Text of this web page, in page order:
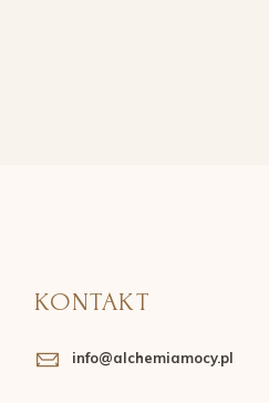
KONTAKT
info@alchemiamocy.pl